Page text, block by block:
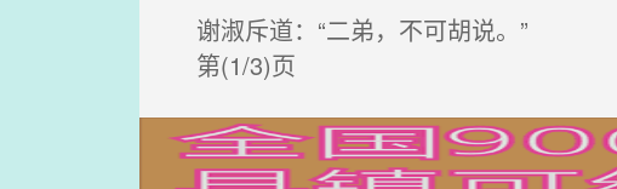
谢淑斥道：“二弟，不可胡说。”
第(1/3)页